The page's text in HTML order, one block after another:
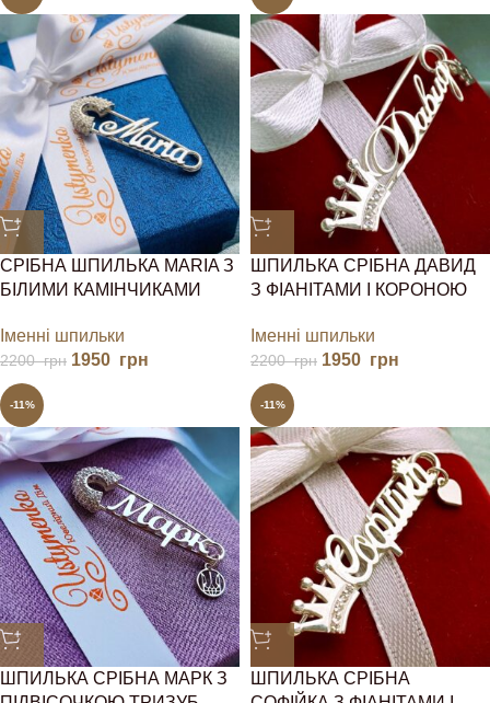
СРІБНА ШПИЛЬКА MARIA З
БІЛИМИ КАМІНЧИКАМИ
Іменні шпильки
2200грн 1950 грн
ШПИЛЬКА СРІБНА ДАВИД
З ФІАНІТАМИ І КОРОНОЮ
Іменні шпильки
2200грн 1950 грн
-11%
ШПИЛЬКА СРІБНА МАРК З
-11%
ШПИЛЬКА СРІБНА